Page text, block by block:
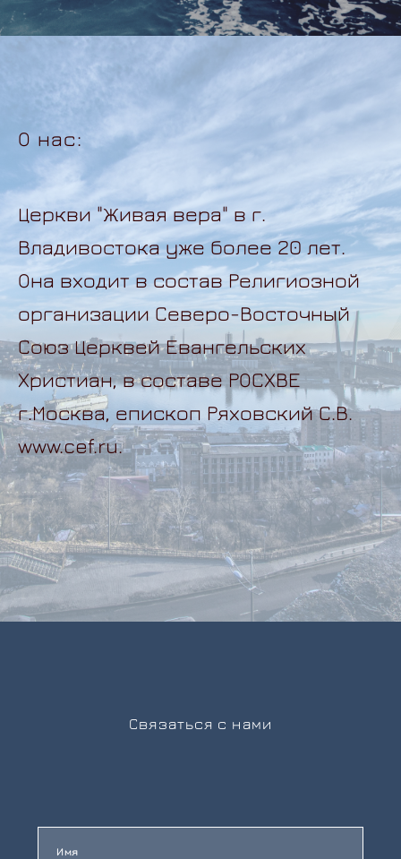
О нас:
Церкви "Живая вера" в г.
Владивостока уже более 20 лет.
Она входит в состав Религиозной
организации Северо-Восточный
Союз Церквей Евангельских
Христиан, в составе РОСХВЕ
г.Москва, епископ Ряховский С.В.
www.cef.ru.
Связаться с нами
Имя